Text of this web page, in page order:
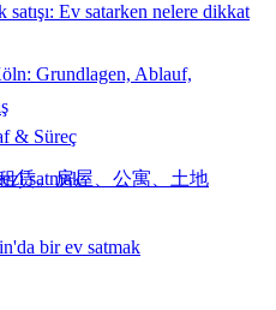
satmak
Ev satarken nelere dikkat
& Süreç
bir ev satmak